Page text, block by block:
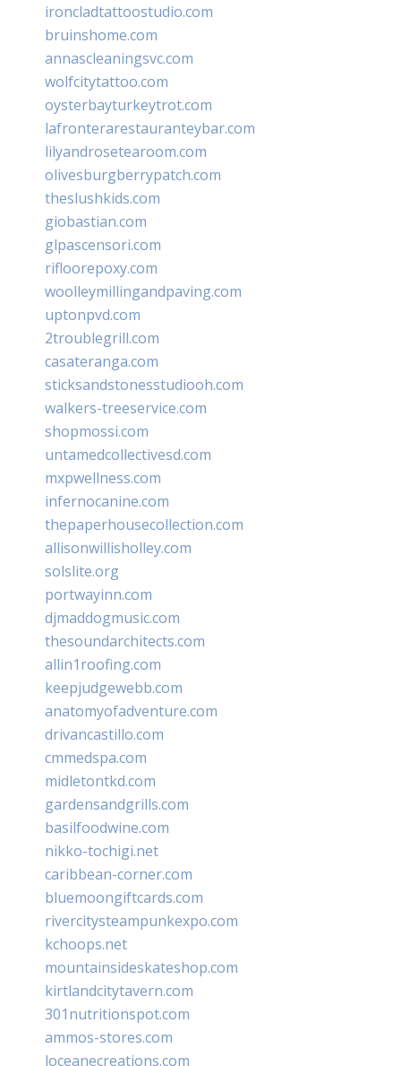
ironcladtattoostudio.com
bruinshome.com
annascleaningsvc.com
wolfcitytattoo.com
oysterbayturkeytrot.com
lafronterarestauranteybar.com
lilyandrosetearoom.com
olivesburgberrypatch.com
theslushkids.com
giobastian.com
glpascensori.com
rifloorepoxy.com
woolleymillingandpaving.com
uptonpvd.com
2troublegrill.com
casateranga.com
sticksandstonesstudiooh.com
walkers-treeservice.com
shopmossi.com
untamedcollectivesd.com
mxpwellness.com
infernocanine.com
thepaperhousecollection.com
allisonwillisholley.com
solslite.org
portwayinn.com
djmaddogmusic.com
thesoundarchitects.com
allin1roofing.com
keepjudgewebb.com
anatomyofadventure.com
drivancastillo.com
cmmedspa.com
midletontkd.com
gardensandgrills.com
basilfoodwine.com
nikko-tochigi.net
caribbean-corner.com
bluemoongiftcards.com
rivercitysteampunkexpo.com
kchoops.net
mountainsideskateshop.com
kirtlandcitytavern.com
301nutritionspot.com
ammos-stores.com
loceanecreations.com